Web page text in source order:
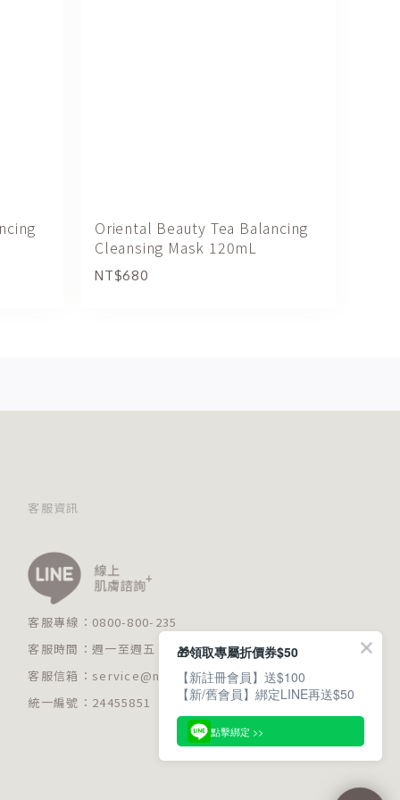
Oriental Beauty Tea Balancing
Cleansing Mask 120mL
NT$680
客服資訊
客服專線：0800-800-235
客服時間：週一至週五 09:00～18:00
客服信箱： service@n235.com.tw
統一編號：24455851
🎁領取專屬折價券$50
【新註冊會員】送$100
【新/舊會員】綁定LINE再送$50
點擊綁定 >>